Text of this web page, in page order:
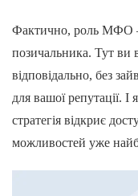
Фактично, роль МФО
позичальника. Тут ви
відповідально, без
для вашої репутації.
стратегія відкриє
можливостей уже